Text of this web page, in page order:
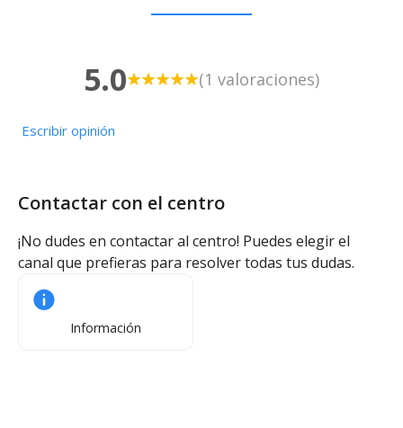
Transporte escolar
5.0 (1 valoraciones)
Escribir opinión
Contactar con el centro
¡No dudes en contactar al centro! Puedes elegir el
canal que prefieras para resolver todas tus dudas.
Información